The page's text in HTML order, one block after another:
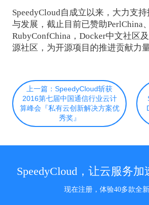
SpeedyCloud自成立以来，大力支
与发展，截止目前已赞助PerlChina、
RubyConfChina，Docker中文社区
源社区，为开源项目的推进贡献力量
上一篇：SpeedyCloud斩获
2016第七届中国通信行业云计
算峰会『私有云创新解决方案优
秀奖』
SpeedyCloud，让云服务加
现在注册，体验40多款全